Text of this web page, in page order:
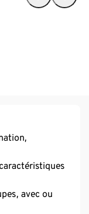
avec ou